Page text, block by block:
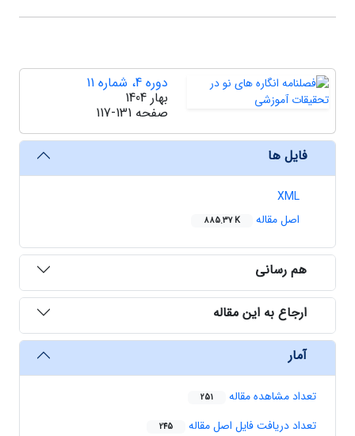
دوره 4، شماره 11
بهار 1404
صفحه 117-131
فایل ها
XML
اصل مقاله
885.37 K
هم رسانی
ارجاع به این مقاله
آمار
تعداد مشاهده مقاله 251
تعداد دریافت فایل اصل مقاله 245